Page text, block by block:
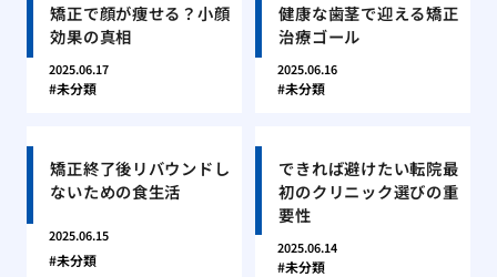
矯正で顔が痩せる？小顔
効果の真相
2025.06.17
未分類
健康な歯茎で迎える矯正
治療ゴール
2025.06.16
未分類
矯正終了後リバウンドし
ないための食生活
2025.06.15
未分類
できれば避けたい転院最
初のクリニック選びの重
要性
2025.06.14
未分類